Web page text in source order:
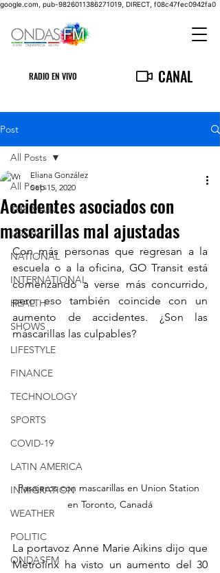
google.com, pub-9826011386271019, DIRECT, f08c47fec0942fa0
RADIO EN VIVO CANAL
Post
All Posts
THE MAIN
LOCAL
NATIONAL
INTERNATIONAL
HEALTH
SHOWS
LIFESTYLE
FINANCE
TECHNOLOGY
SPORTS
COVID-19
LATIN AMERICA
INMIGRATION
WEATHER
POLITIC
ONDASFM
All Posts
Accidentes asociados con
mascarillas mal ajustadas
Eliana González
Sep 15, 2020
Con más personas que regresan a la
escuela o a la oficina, GO Transit está
comenzando a verse más concurrido,
pero eso también coincide con un
aumento de accidentes. ¿Son las
máscarillas las culpables?
Pasajeros con mascarillas en Union Station
en Toronto, Canadá
La portavoz Anne Marie Aikins dijo que
Metrolinx ha visto un aumento del 30